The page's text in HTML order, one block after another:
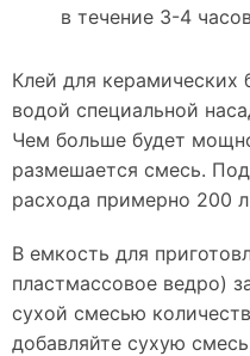
в течение 3-4
Клей для керамических
водой специальной
Чем больше будет
размешается смесь.
расхода примерно 200
В емкость для
пластмассовое ведро)
сухой смесью
добавляйте сухую